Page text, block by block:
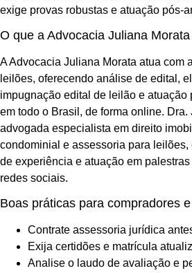
exige provas robustas e atuação pós-
O que a Advocacia Juliana
A Advocacia Juliana Morata atua com
leilões, oferecendo análise de edital,
impugnação edital de leilão e atuação
em todo o Brasil, de forma online. Dra.
advogada especialista em direito
condominial e assessoria para leilões,
de experiência e atuação em
redes sociais.
Boas práticas para compradores
Contrate assessoria jurídica
Exija certidões e matrícula
Analise o laudo de avaliação e